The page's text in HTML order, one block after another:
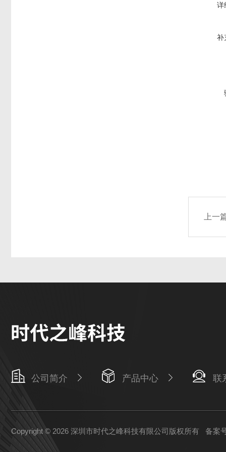
详
补
上一
公司简介 产品中心 联
Copyright © 2026 深圳市时代之峰科技有限公司版权所有 备案